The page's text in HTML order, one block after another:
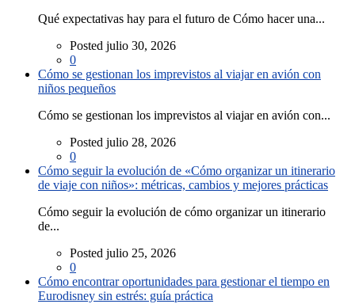
Qué expectativas hay para el futuro de Cómo hacer una...
Posted julio 30, 2026
0
Cómo se gestionan los imprevistos al viajar en avión con
niños pequeños
Cómo se gestionan los imprevistos al viajar en avión con...
Posted julio 28, 2026
0
Cómo seguir la evolución de «Cómo organizar un itinerario
de viaje con niños»: métricas, cambios y mejores prácticas
Cómo seguir la evolución de cómo organizar un itinerario
de...
Posted julio 25, 2026
0
Cómo encontrar oportunidades para gestionar el tiempo en
Eurodisney sin estrés: guía práctica